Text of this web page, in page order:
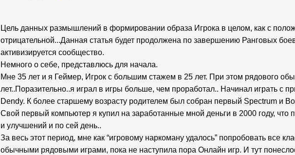
Цель данных размышлений в формировании образа Игрока в целом, как с
отрицательной...Данная статья будет продолжена по завершению Ранговых
активизируется сообщество.
Немного о себе, представлюсь для начала.
Мне 35 лет и я Геймер, Игрок с большим стажем в 25 лет. При этом рядового
лет..Поразительно..я играл в игры больше, чем проработал.. Начинал играть с
Dendy. К более старшему возрасту родителем был собран первый Spectrum и
Свой первый компьютер я купил на заработанные мной деньги в 2000 году, что
и улучшений и по сей день..
За весь этот период, мне как “игровому наркоману удалось” попробовать все
обычными рядовыми играми, пока не наступила пора Онлайн игр. И тут